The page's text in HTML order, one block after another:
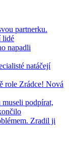
partnerku.
lidé
napadli
natáčejí
role Zrádce! Nová
podpírat,
Zradil ji